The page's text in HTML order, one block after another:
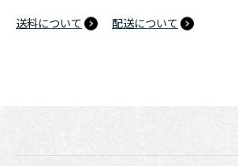
送料について 配送について